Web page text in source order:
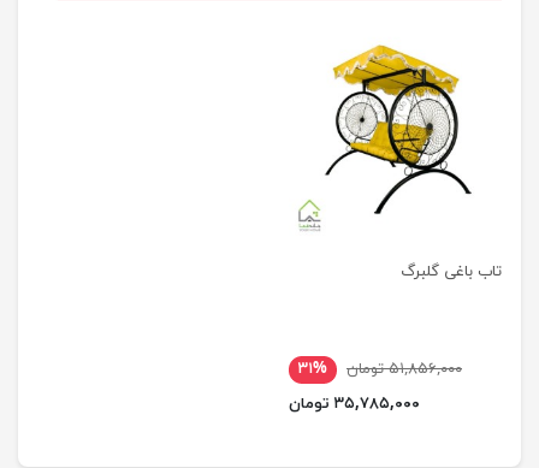
تاب باغی گلبرگ
۵۱,۸۵۶,۰۰۰ تومان
۳۱%
۳۵,۷۸۵,۰۰۰ تومان